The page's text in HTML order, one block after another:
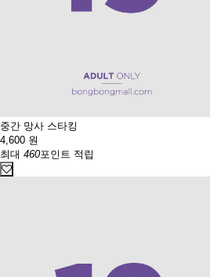
중간 망사 스타킹
4,600 원
최대 460포인트 적립